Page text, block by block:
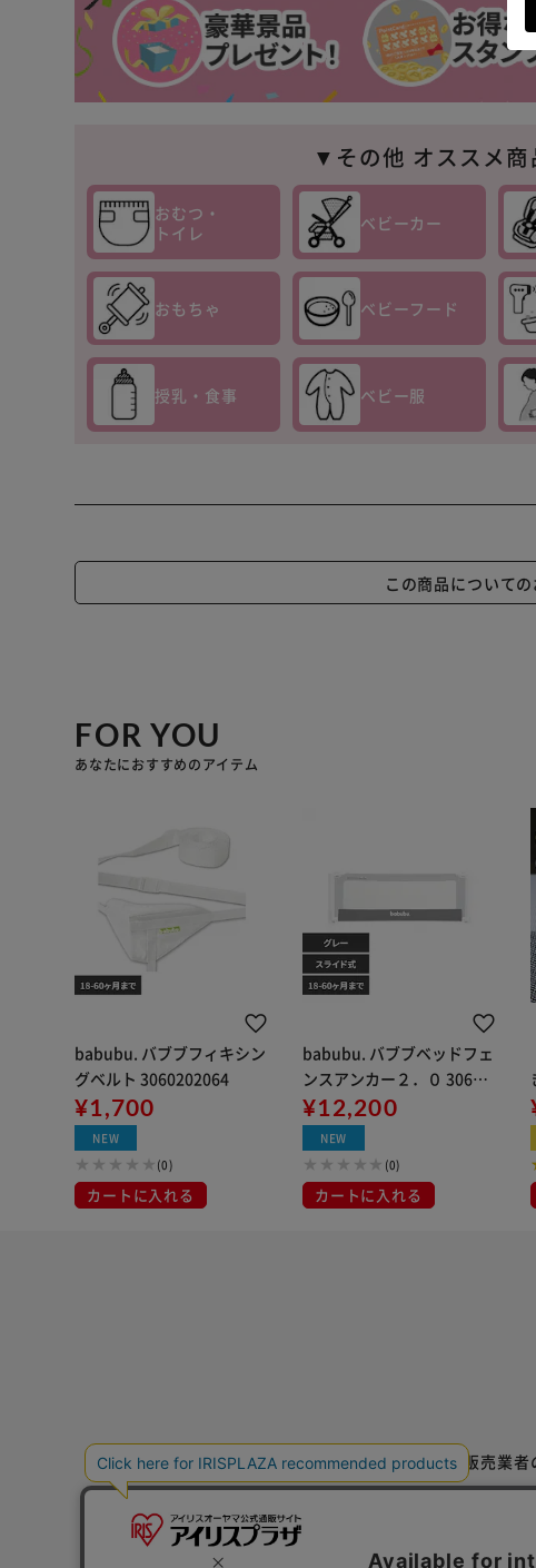
▼その他 オススメ
おむつ・
トイレ
ベビーカー
おもちゃ ベビーフード
授乳・食事 ベビー服
この商品について
FOR YOU
あなたにおすすめのアイテム
babubu. バブブフィキシン
グベルト 3060202064
¥1,700
NEW
(0)
カートに入れる
babubu. バブブベッドフェ
ンスアンカー２．０ 30602
02054 グレー
¥12,200
NEW
(0)
カートに入れる
特定商取引法に基づく通信販売業者